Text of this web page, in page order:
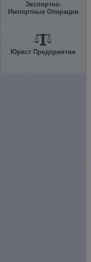
Экспортно-
Импортные Операции
Юрист Предприятия